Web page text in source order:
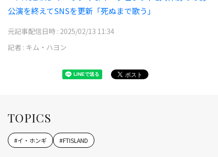
公演を終えてSNSを更新「死ぬまで歌う」
元記事配信日時 : 2025/02/13 11:34
記者 : キム・ハヨン
TOPICS
#イ・ホンギ #FTISLAND